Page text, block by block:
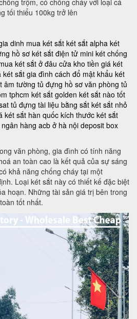
trộm, có chống cháy với loại cá
tối thiểu 100kg trở lên
dinh mua két sắt két sắt alpha két
hồ sơkét sắt điện tử mini két chống
két sắt ở đâu cửa kho tiền giá két
két sắt gia đình cách đổ mật khẩu két
âm tường tủ đựng hồ sơ văn phòng tủ
tphcm két sắt golden két sắt nào tốt
tủ đựng tài liệu bằng sắt két sắt nhỏ
két sắt hàn quốc kích thước két sắt
ngân hàng acb ở hà nội deposit box
văn phòng, gia đình có tính năng
an toàn cao là kết quả của sự sáng
khả năng chống cháy tại một
Loại két sắt này có thiết kế đặc biệt
hoạn. Những tài sản giá trị bên trong
tốt nhất.